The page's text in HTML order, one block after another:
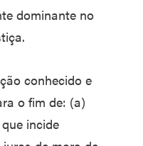
dominante no
conhecido e
o fim de: (a)
incide